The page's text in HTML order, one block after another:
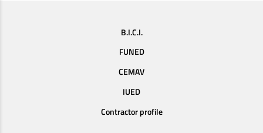
B.I.C.I.
FUNED
CEMAV
IUED
Contractor profile